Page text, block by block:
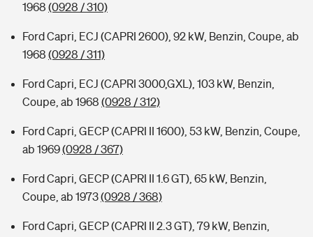
1968 (0928 / 310)
Ford Capri, ECJ (CAPRI 2600), 92 kW, Benzin, Coupe, ab
1968 (0928 / 311)
Ford Capri, ECJ (CAPRI 3000,GXL), 103 kW, Benzin,
Coupe, ab 1968 (0928 / 312)
Ford Capri, GECP (CAPRI II 1600), 53 kW, Benzin, Coupe,
ab 1969(0928 / 367)
Ford Capri, GECP (CAPRI II 1.6 GT), 65 kW, Benzin,
Coupe, ab 1973(0928 / 368)
Ford Capri, GECP (CAPRI II 2.3 GT), 79 kW, Benzin,